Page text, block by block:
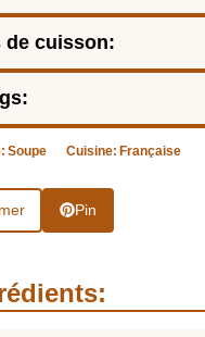
de cuisson:
Soupe Cuisine: Française
Pin